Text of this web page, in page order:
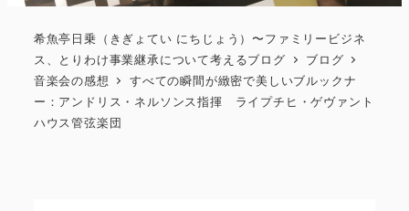
希魚亭日乗（きぎょてい にちじょう）〜ファミリービジネ
ス、とりわけ事業継承について考えるブログ
ブログ
音楽会の感想
すべての瞬間が緻密で美しいブルックナ
ー：アンドリス・ネルソンス指揮 ライプチヒ・ゲヴァント
ハウス管弦楽団